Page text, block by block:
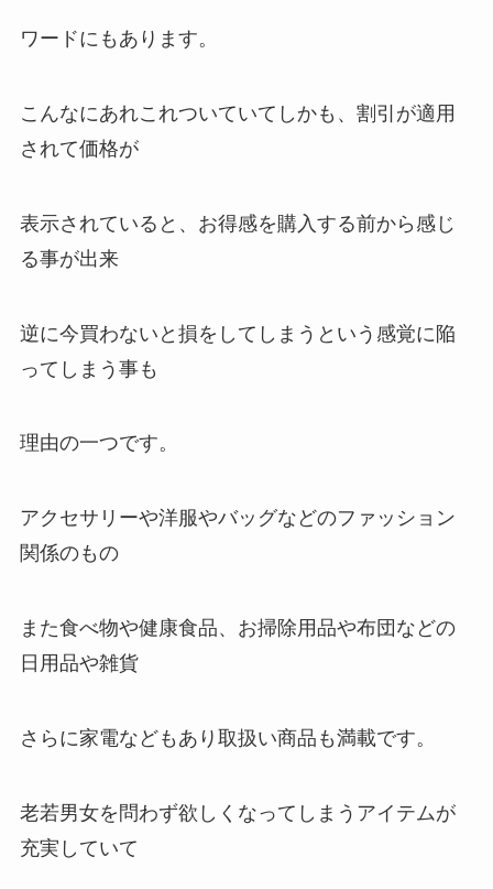
ワードにもあります。
こんなにあれこれついていてしかも、割引が適用
されて価格が
表示されていると、お得感を購入する前から感じ
る事が出来
逆に今買わないと損をしてしまうという感覚に陥
ってしまう事も
理由の一つです。
アクセサリーや洋服やバッグなどのファッション
関係のもの
また食べ物や健康食品、お掃除用品や布団などの
日用品や雑貨
さらに家電などもあり取扱い商品も満載です。
老若男女を問わず欲しくなってしまうアイテムが
充実していて